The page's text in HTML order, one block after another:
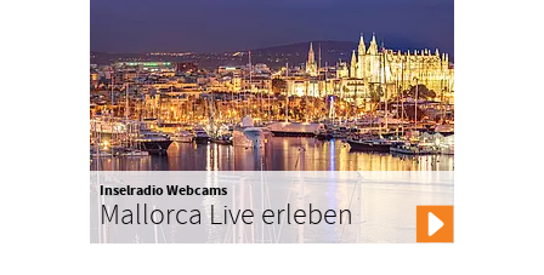
Inselradio Webcams
Mallorca Live erleben